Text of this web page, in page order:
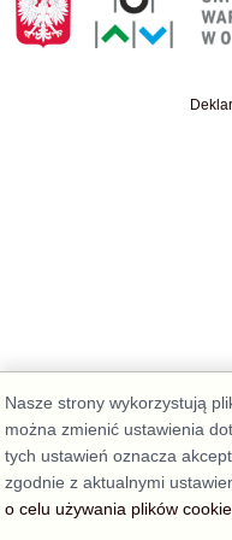
Nasze strony wykorzystują
można zmienić ustawienia
tych ustawień oznacza
zgodnie z aktualnymi
o celu używania plików